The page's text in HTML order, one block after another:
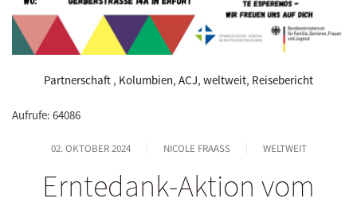
Partnerschaft , Kolumbien, ACJ, weltweit, Reisebericht
Aufrufe: 64086
02. OKTOBER 2024 NICOLE FRAASS WELTWEIT
Erntedank-Aktion vom